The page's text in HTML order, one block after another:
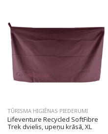
TŪRISMA HIGIĒNAS PIEDERUMI
Lifeventure Recycled SoftFibre
Trek dvielis, upeņu krāsā, XL